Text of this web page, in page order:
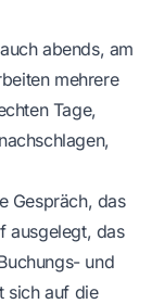
abends, am
mehrere
Tage,
Gespräch, das
ausgelegt, das
und
sich auf die